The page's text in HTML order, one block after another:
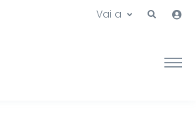
Vai a